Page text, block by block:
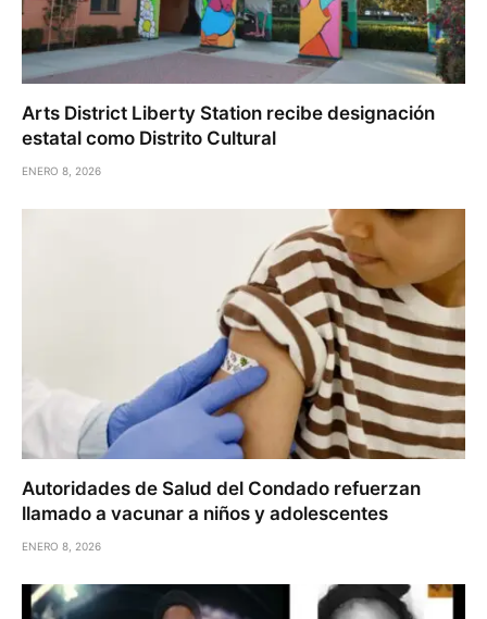
Arts District Liberty Station recibe designación
estatal como Distrito Cultural
ENERO 8, 2026
Autoridades de Salud del Condado refuerzan
llamado a vacunar a niños y adolescentes
ENERO 8, 2026